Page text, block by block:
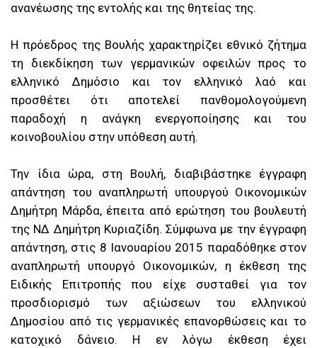
ανανέωσης της εντολής και της θητείας της.
Η πρόεδρος της Βουλής χαρακτηρίζει εθνικό ζήτημα
τη διεκδίκηση των γερμανικών οφειλών προς το
ελληνικό Δημόσιο και τον ελληνικό λαό και
προσθέτει ότι αποτελεί πανθομολογούμενη
παραδοχή η ανάγκη ενεργοποίησης και του
κοινοβουλίου στην υπόθεση αυτή.
Την ίδια ώρα, στη Βουλή, διαβιβάστηκε έγγραφη
απάντηση του αναπληρωτή υπουργού Οικονομικών
Δημήτρη Μάρδα, έπειτα από ερώτηση του βουλευτή
της ΝΔ Δημήτρη Κυριαζίδη. Σύμφωνα με την έγγραφη
απάντηση, στις 8 Ιανουαρίου 2015 παραδόθηκε στον
αναπληρωτή υπουργό Οικονομικών, η έκθεση της
Ειδικής Επιτροπής που είχε συσταθεί για τον
προσδιορισμό των αξιώσεων του ελληνικού
Δημοσίου από τις γερμανικές επανορθώσεις και το
κατοχικό δάνειο. Η εν λόγω έκθεση έχει